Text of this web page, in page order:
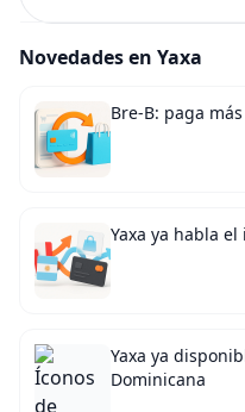
Novedades en Yaxa
Bre-B: paga
Yaxa ya habla
Yaxa ya
Dominicana